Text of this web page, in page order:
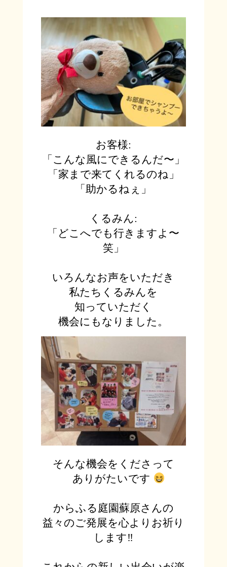
お客様:
「こんな風に できるんだ〜」
「家まで来て くれるのね」
「助かるねぇ」
くるみん:
「どこへでも行きます よ〜
笑」
いろんなお声をいただき
私たちくるみんを
知っていただく
機会にもなりました。
そんな機会をくださって
ありがたいです
からふる庭園蘇原さんの
益々のご発展を心よりお祈り
します‼︎